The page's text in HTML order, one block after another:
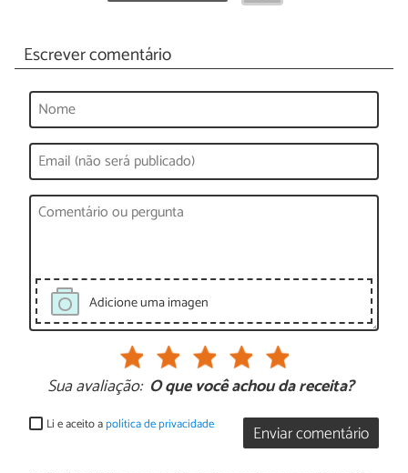
Escrever comentário
Adicione uma imagen
Sua avaliação: O que você achou da receita?
Enviar comentário
Li e aceito apolítica de privacidade